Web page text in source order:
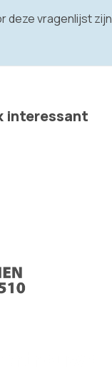
deze vragenlijst zijn
interessant